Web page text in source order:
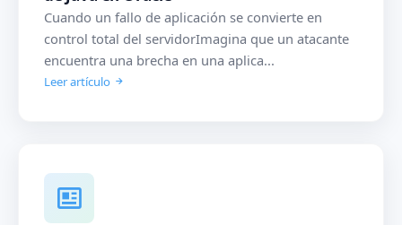
Cuando un fallo de aplicación se convierte en
control total del servidorImagina que un atacante
encuentra una brecha en una aplica...
Leer artículo